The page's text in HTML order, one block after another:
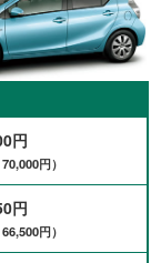
円
円）
円
円）